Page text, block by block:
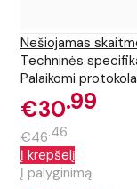
Nešiojamas
Techninės
Palaikomi
€30 99
€46 46
Į krepšelį
Į palyginimą